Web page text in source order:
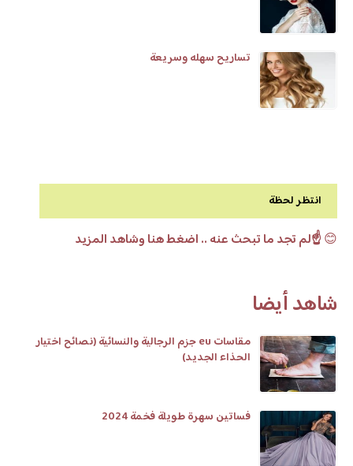
تساريح سهله وسريعة
انتظر لحظة
😊☝️لم تجد ما تبحث عنه .. اضغط هنا وشاهد المزيد
شاهد أيضا
مقاسات eu جزم الرجالية والنسائية (نصائح اختيار
الحذاء الجديد)
فساتين سهرة طويلة فخمة 2024